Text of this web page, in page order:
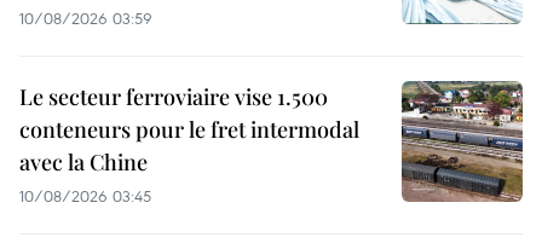
10/08/2026 03:59
Le secteur ferroviaire vise 1.500
conteneurs pour le fret intermodal
avec la Chine
10/08/2026 03:45